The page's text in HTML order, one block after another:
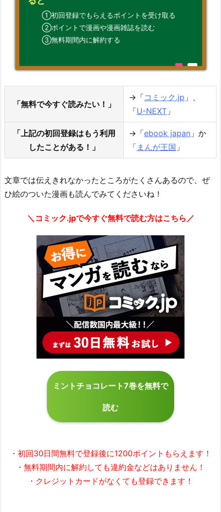
①初回登録でもらえるポイントを受け取る
②ポイントで漫画や漫画雑誌を読む
③無料期間内に解約する
「無料で今すぐ読みたい！」
→「コミック.jp 」、
「U-NEXT 」
「上記の初回登録はもう利用
したことがある！」
→「ebook japan 」か
「 まんが王国 」
文章では伝えきれなかったところがたくさんあるので、ぜ
ひ絵のついた漫画も読んでみてくださいね！
＼コミック.jpで今すぐ無料で読む方はこちら／
ミントチョコレート7巻を無料で
読む
・初回30日間無料で登録後に1200ポイント もらえます！
・無料期間内に解約しても違約金などはありません！
・クレジットカードがなくても登録できます！